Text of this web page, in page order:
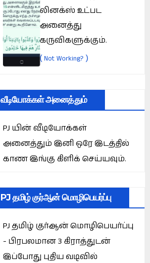
லினக்ஸ் உட்பட
அனைத்து
கருவிகளுக்கும்.
(Not Working? )
வீடியோக்கள் அனைத்தும்
PJ யின் வீடியோக்கள்
அனைத்தும் இனி ஒரே இடத்தில்
காண இங்கு கிளிக் செய்யவும்.
PJ தமிழ் குர்ஆன் மொழிபெயர்ப்பு
PJ தமிழ் குர்ஆன் மொழிபெயர்ப்பு
- பிரபலமான 3 கிராத்துடன்
இப்போது புதிய வடிவில்